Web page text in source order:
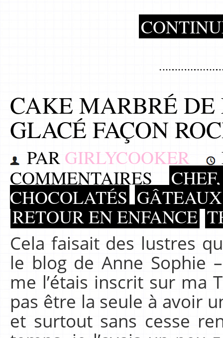
CAKE MARBRÉ DE
GLACÉ FAÇON
PAR GIRLYCOOKER
COMMENTAIRES
CHOCOLATÉS
RETOUR EN ENFANCE
Cela faisait des lustres
le blog de Anne Sophie
me l’étais inscrit sur ma
pas être la seule à avoir
et surtout sans cesse